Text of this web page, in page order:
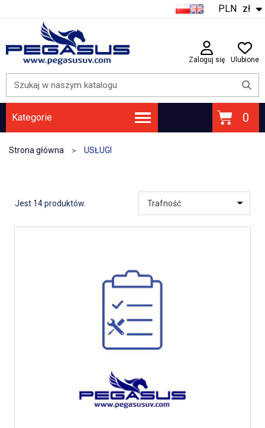
zł
PLN
Zaloguj się Ulubione
Kategorie
Strona główna USŁUGI
Jest 14 produktów.